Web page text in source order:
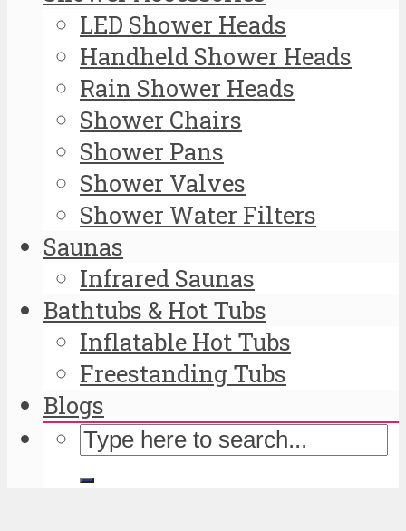
LED Shower Heads
Handheld Shower Heads
Rain Shower Heads
Shower Chairs
Shower Pans
Shower Valves
Shower Water Filters
Saunas
Infrared Saunas
Bathtubs & Hot Tubs
Inflatable Hot Tubs
Freestanding Tubs
Blogs